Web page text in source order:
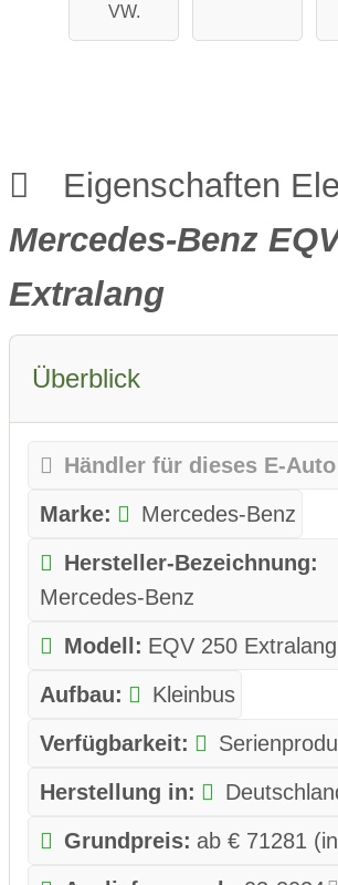
VW.
Eigenschaften
Mercedes-Benz
Extralang
Überblick
Händler für dieses E-Auto
Marke:
Mercedes-Benz
Hersteller-Bezeichnung:
Mercedes-Benz
Modell: EQV 250 Extralang
Aufbau:
Kleinbus
Verfügbarkeit:
Herstellung in:
Grundpreis: ab € 71281